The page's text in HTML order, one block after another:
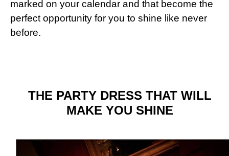
marked on your calendar and that become the
perfect opportunity for you to shine like never
before.
THE PARTY DRESS THAT WILL
MAKE YOU SHINE